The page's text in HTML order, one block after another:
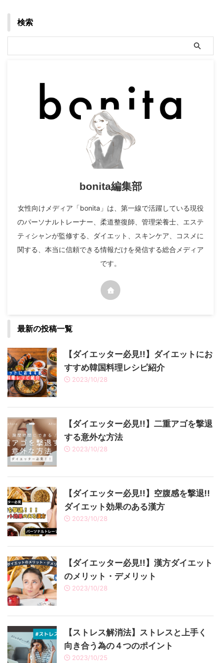
検索
bonita編集部
女性向けメディア「bonita」は、第一線で活躍している現役
のパーソナルトレーナー、柔道整復師、管理栄養士、エステ
ティシャンが監修する、ダイエット、スキンケア、コスメに
関する、本当に信頼できる情報だけを発信する総合メディア
です。
最新の投稿一覧
【ダイエッター必見!!】ダイエットにお
すすめ韓国料理レシピ紹介
2023/10/28
【ダイエッター必見!!】二重アゴを撃退
する意外な方法
2023/10/28
【ダイエッター必見!!】空腹感を撃退!!
ダイエット効果のある漢方
2023/10/28
【ダイエッター必見!!】漢方ダイエット
のメリット・デメリット
2023/10/28
【ストレス解消法】ストレスと上手く
向き合う為の４つのポイント
2023/10/25